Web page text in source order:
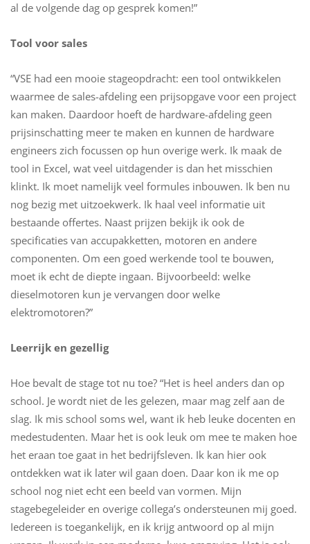
al de volgende dag op gesprek komen!”
Tool voor sales
“VSE had een mooie stageopdracht: een tool ontwikkelen
waarmee de sales-afdeling een prijsopgave voor een project
kan maken. Daardoor hoeft de hardware-afdeling geen
prijsinschatting meer te maken en kunnen de hardware
engineers zich focussen op hun overige werk. Ik maak de
tool in Excel, wat veel uitdagender is dan het misschien
klinkt. Ik moet namelijk veel formules inbouwen. Ik ben nu
nog bezig met uitzoekwerk. Ik haal veel informatie uit
bestaande offertes. Naast prijzen bekijk ik ook de
specificaties van accupakketten, motoren en andere
componenten. Om een goed werkende tool te bouwen,
moet ik echt de diepte ingaan. Bijvoorbeeld: welke
dieselmotoren kun je vervangen door welke
elektromotoren?”
Leerrijk en gezellig
Hoe bevalt de stage tot nu toe? “Het is heel anders dan op
school. Je wordt niet de les gelezen, maar mag zelf aan de
slag. Ik mis school soms wel, want ik heb leuke docenten en
medestudenten. Maar het is ook leuk om mee te maken hoe
het eraan toe gaat in het bedrijfsleven. Ik kan hier ook
ontdekken wat ik later wil gaan doen. Daar kon ik me op
school nog niet echt een beeld van vormen. Mijn
stagebegeleider en overige collega’s ondersteunen mij goed.
Iedereen is toegankelijk, en ik krijg antwoord op al mijn